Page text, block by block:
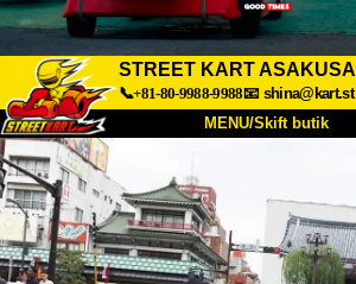
STREET KART ASAKUSA
📞+81-80-9988-9988📧 shina@kart.st
MENU/Skift butik
Om Specifikationer
Adgang Stemme